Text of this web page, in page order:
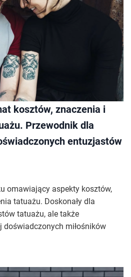
kosztów, znaczenia i
Przewodnik dla
entuzjastów
omawiający aspekty kosztów,
tatuażu. Doskonały dla
tatuażu, ale także
miłośników